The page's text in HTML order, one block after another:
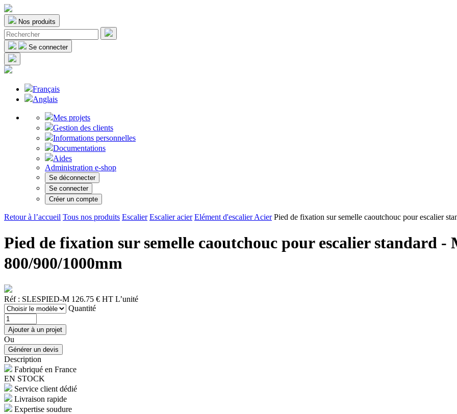
Nos produits
Se connecter
Français
Anglais
Mes projets
Gestion des clients
Informations personnelles
Documentations
Aides
Administration e-shop
Se déconnecter
Se connecter
Créer un compte
Retour à l’accueil Tous nos produits Escalier Escalier acier Elément d'escalier Acier Pied de fixation sur semelle caoutchouc pour escalier
Pied de fixation sur semelle caoutchouc pour escalier standard
800/900/1000mm
Réf : SLESPIED-M 126.75 € HT L’unité
Quantité
Ou
Description
Fabriqué en France
EN STOCK
Service client dédié
Livraison rapide
Expertise soudure